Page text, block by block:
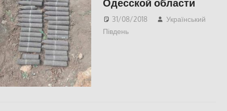
31/08/2018
Український
Південь